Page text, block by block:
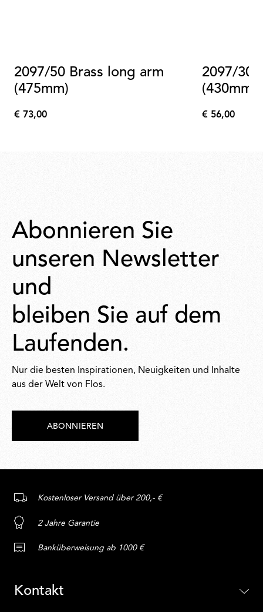
2097/50 Brass long arm
(475mm)
€
€ 73,00
2097/30
(430mm)
€
€ 56,00
Abonnieren Sie
unseren Newsletter
und
bleiben Sie auf dem
Laufenden.
Nur die besten Inspirationen, Neuigkeiten und Inhalte
aus der Welt von Flos.
ABONNIEREN
Kostenloser Versand über 200,- €
2 Jahre Garantie
Banküberweisung ab 1000 €
Kontakt